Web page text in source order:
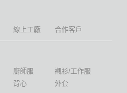
線上工廠 合作客戶
廚師服
襯衫/工作服
背心 外套